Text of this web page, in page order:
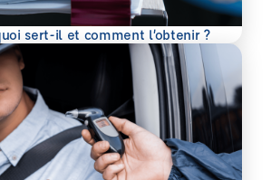
sert-il et comment l’obtenir ?